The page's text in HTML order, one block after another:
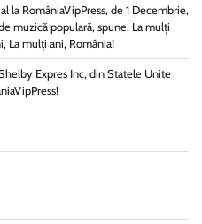
la RomâniaVipPress, de 1 Decembrie,
muzică populară, spune, La mulți
La mulți ani, România!
Expres Inc, din Statele Unite